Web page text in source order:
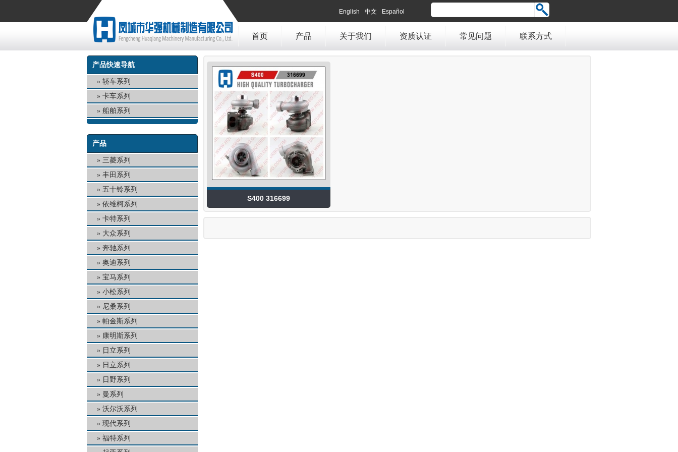
English 中文 Español
首页 产品 关于我们 资质认证 常见问题 联系方式
产品快速导航
轿车系列
卡车系列
船舶系列
产品
三菱系列
丰田系列
五十铃系列
依维柯系列
卡特系列
大众系列
奔驰系列
奥迪系列
宝马系列
小松系列
尼桑系列
帕金斯系列
康明斯系列
日立系列
日立系列
日野系列
曼系列
沃尔沃系列
现代系列
福特系列
S400 316699